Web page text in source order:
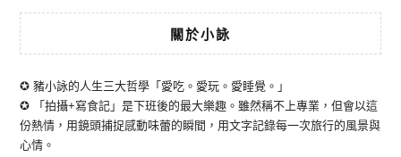
關於小詠
✪ 豬小詠的人生三大哲學「愛吃。愛玩。愛睡覺。」
✪ 「拍攝+寫食記」是下班後的最大樂趣。雖然稱不上專業，但會以這
份熱情，用鏡頭捕捉感動味蕾的瞬間，用文字記錄每一次旅行的風景與
心情。